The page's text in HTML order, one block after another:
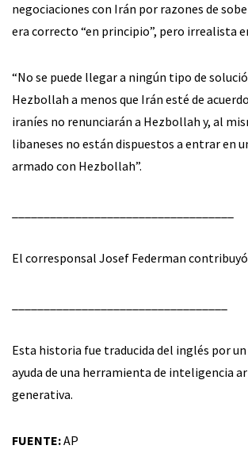
negociaciones con Irán por razones de
era correcto “en principio”, pero irrealista
“No se puede llegar a ningún tipo de
Hezbollah a menos que Irán esté de
iraníes no renunciarán a Hezbollah y, al
libaneses no están dispuestos a entrar en
armado con Hezbollah”.
El corresponsal Josef Federman
Esta historia fue traducida del inglés por
ayuda de una herramienta de inteligencia
generativa.
FUENTE:AP